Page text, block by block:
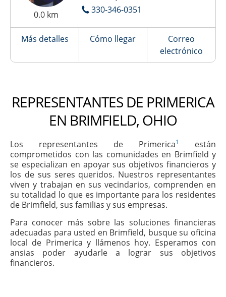
0.0 km
330-346-0351
Más detalles Cómo llegar
Correo
electrónico
REPRESENTANTES DE PRIMERICA
EN BRIMFIELD, OHIO
Los representantes de Primerica1
están
comprometidos con las comunidades en Brimfield y
se especializan en apoyar sus objetivos financieros y
los de sus seres queridos. Nuestros representantes
viven y trabajan en sus vecindarios, comprenden en
su totalidad lo que es importante para los residentes
de Brimfield, sus familias y sus empresas.
Para conocer más sobre las soluciones financieras
adecuadas para usted en Brimfield, busque su oficina
local de Primerica y llámenos hoy. Esperamos con
ansias poder ayudarle a lograr sus objetivos
financieros.